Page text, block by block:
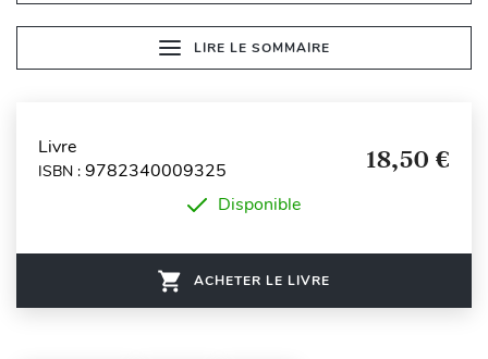
LIRE LE SOMMAIRE
Livre
ISBN : 9782340009325 18,50 €
Disponible
ACHETER LE LIVRE